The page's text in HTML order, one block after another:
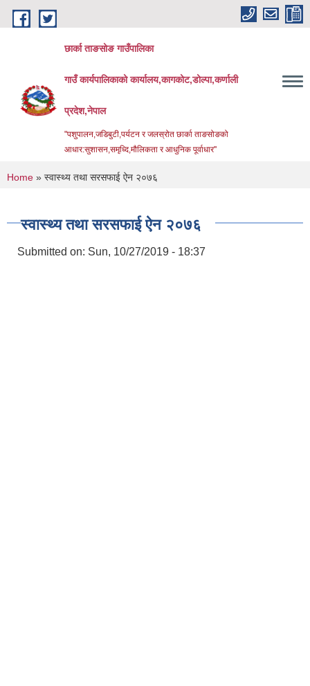
Skip to main content
छार्का ताङसोङ गाउँपालिका
गाउँ कार्यपालिकाको कार्यालय,कागकोट,डोल्पा,कर्णाली
प्रदेश,नेपाल
"पशुपालन,जडिबुटी,पर्यटन र जलस्रोत छार्का ताङसोङको
आधार:सुशासन,समृध्दि,मौलिकता र आधुनिक पूर्वाधार''
You are here
Home » स्वास्थ्य तथा सरसफाई ऐन २०७६
स्वास्थ्य तथा सरसफाई ऐन २०७६
Submitted on: Sun, 10/27/2019 - 18:37